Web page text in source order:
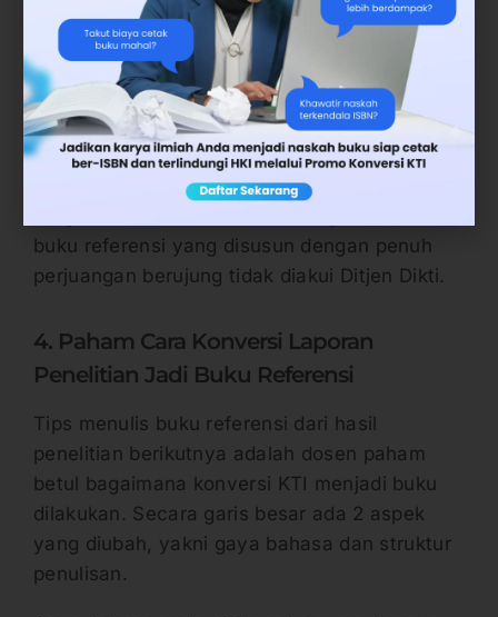
dan aspek lainnya. Membaca panduan sangat
penting agar sejak awal naskah buku referensi
memenuhi ketentuan atau aturan yang
berlaku.
Sehingga bisa diklaim dalam BKD dan masuk
penilaian angka kredit untuk kenaikan jabatan
buku referensi yang disusun dengan penuh
perjuangan berujung tidak diakui Ditjen Dikti.
4. Paham Cara Konversi Laporan
Penelitian Jadi Buku Referensi
Tips menulis buku referensi dari hasil
penelitian berikutnya adalah dosen paham
betul bagaimana konversi KTI menjadi buku
dilakukan. Secara garis besar ada 2 aspek
yang diubah, yakni gaya bahasa dan struktur
penulisan.